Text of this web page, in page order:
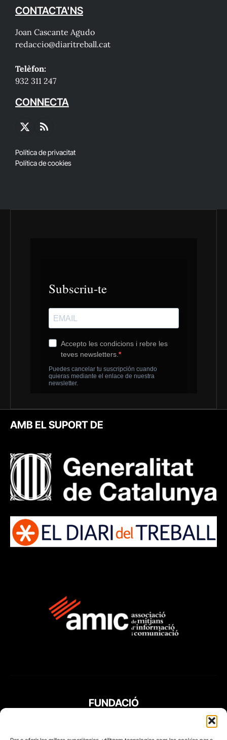
CONTACTA'NS
Joan Cascante Agudo
redaccio@diaritreball.cat
Telèfon:
932 311 247
CONNECTA
X
RSS
Política de privacitat
Política de cookies
AMB EL SUPORT DE
FUNDACIÓ